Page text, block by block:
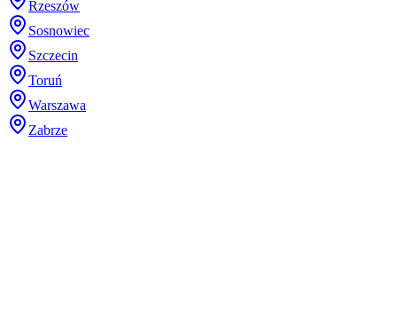
Rzeszów
Sosnowiec
Szczecin
Toruń
Warszawa
Zabrze